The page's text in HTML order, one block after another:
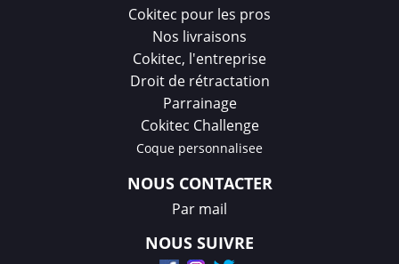
Cokitec pour les pros
Nos livraisons
Cokitec, l'entreprise
Droit de rétractation
Parrainage
Cokitec Challenge
Coque personnalisee
NOUS CONTACTER
Par mail
NOUS SUIVRE